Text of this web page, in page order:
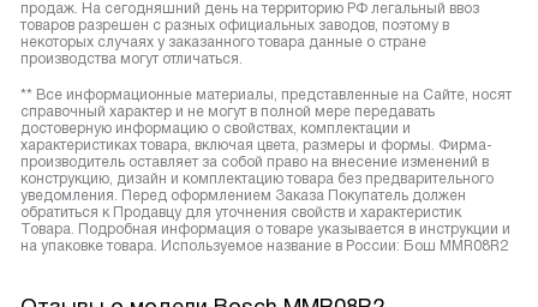
продаж. На сегодняшний день на территорию РФ легальный ввоз
товаров разрешен с разных официальных заводов, поэтому в
некоторых случаях у заказанного товара данные о стране
производства могут отличаться.
** Все информационные материалы, представленные на Сайте, носят
справочный характер и не могут в полной мере передавать
достоверную информацию о свойствах, комплектации и
характеристиках товара, включая цвета, размеры и формы. Фирма-
производитель оставляет за собой право на внесение изменений в
конструкцию, дизайн и комплектацию товара без предварительного
уведомления. Перед оформлением Заказа Покупатель должен
обратиться к Продавцу для уточнения свойств и характеристик
Товара. Подробная информация о товаре указывается в инструкции и
на упаковке товара. Используемое название в России: Бош MMR08R2